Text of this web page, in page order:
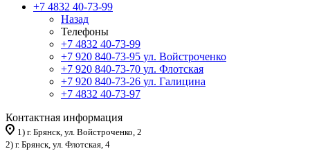
+7 4832 40-73-99
Назад
Телефоны
+7 4832 40-73-99
+7 920 840-73-95 ул. Войстроченко
+7 920 840-73-70 ул. Флотская
+7 920 840-73-26 ул. Галицина
+7 4832 40-73-97
Контактная информация
1) г. Брянск, ул. Войстроченко, 2
2) г. Брянск, ул. Флотская, 4